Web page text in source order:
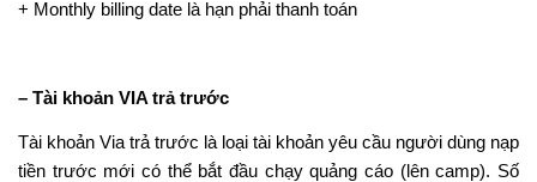
+ Monthly billing date là hạn phải thanh toán
– Tài khoản VIA trả trước
Tài khoản Via trả trước là loại tài khoản yêu cầu người dùng nạp
tiền trước mới có thể bắt đầu chạy quảng cáo (lên camp). Số